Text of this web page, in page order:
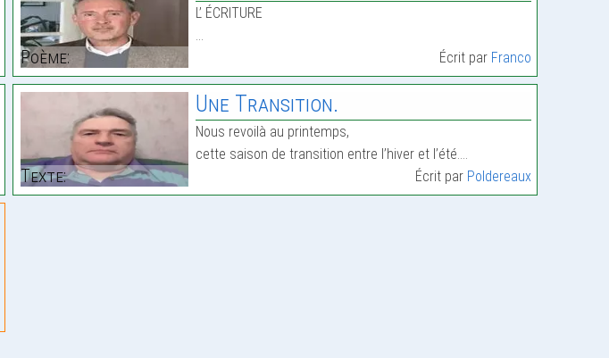
Poème:
L’ ÉCRITURE
…
Écrit par Franco
Texte:
Une Transition.
Nous revoilà au printemps,
cette saison de transition entre l’hiver et l’été.…
Écrit par Poldereaux